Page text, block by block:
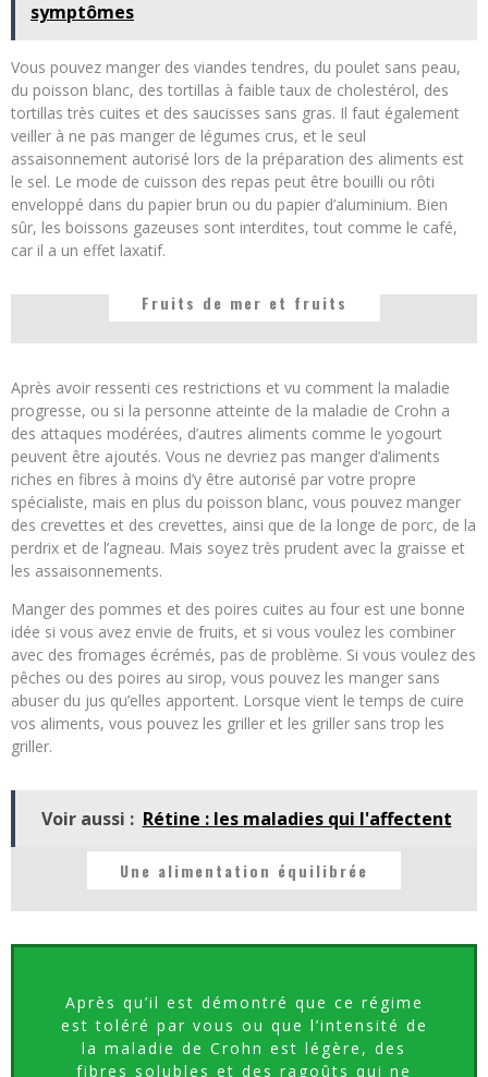
symptômes
Vous pouvez manger des viandes tendres, du poulet sans peau,
du poisson blanc, des tortillas à faible taux de cholestérol, des
tortillas très cuites et des saucisses sans gras. Il faut également
veiller à ne pas manger de légumes crus, et le seul
assaisonnement autorisé lors de la préparation des aliments est
le sel. Le mode de cuisson des repas peut être bouilli ou rôti
enveloppé dans du papier brun ou du papier d’aluminium. Bien
sûr, les boissons gazeuses sont interdites, tout comme le café,
car il a un effet laxatif.
Fruits de mer et fruits
Après avoir ressenti ces restrictions et vu comment la maladie
progresse, ou si la personne atteinte de la maladie de Crohn a
des attaques modérées, d’autres aliments comme le yogourt
peuvent être ajoutés. Vous ne devriez pas manger d’aliments
riches en fibres à moins d’y être autorisé par votre propre
spécialiste, mais en plus du poisson blanc, vous pouvez manger
des crevettes et des crevettes, ainsi que de la longe de porc, de la
perdrix et de l’agneau. Mais soyez très prudent avec la graisse et
les assaisonnements.
Manger des pommes et des poires cuites au four est une bonne
idée si vous avez envie de fruits, et si vous voulez les combiner
avec des fromages écrémés, pas de problème. Si vous voulez des
pêches ou des poires au sirop, vous pouvez les manger sans
abuser du jus qu’elles apportent. Lorsque vient le temps de cuire
vos aliments, vous pouvez les griller et les griller sans trop les
griller.
Voir aussi : Rétine : les maladies qui l'affectent
Une alimentation équilibrée
Après qu’il est démontré que ce régime
est toléré par vous ou que l’intensité de
la maladie de Crohn est légère, des
fibres solubles et des ragoûts qui ne